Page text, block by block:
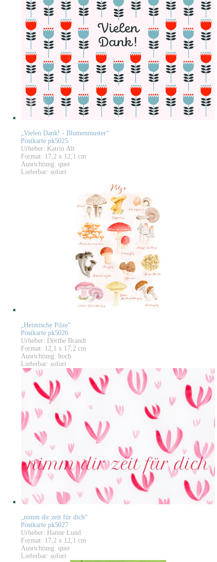
„Vielen Dank! - Blumenmuster“
Postkarte pk5025
Urheber: Katrin Alt
Format: 17,2 x 12,1 cm
Ausrichtung: quer
Lieferbar: sofort
„Heimische Pilze“
Postkarte pk5026
Urheber: Dörthe Brandt
Format: 12,1 x 17,2 cm
Ausrichtung: hoch
Lieferbar: sofort
„nimm dir zeit für dich“
Postkarte pk5027
Urheber: Hanne Lund
Format: 17,2 x 12,1 cm
Ausrichtung: quer
Lieferbar: sofort